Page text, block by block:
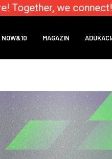
we
NOW&10 MAGAZIN